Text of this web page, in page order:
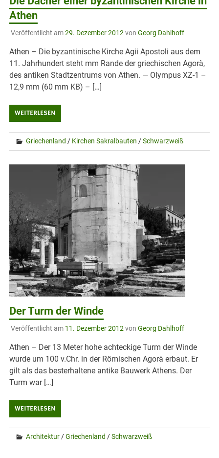
Athen
Veröffentlicht am29. Dezember 2012 von Georg Dahlhoff
Athen – Die byzantinische Kirche Agii Apostoli aus dem
11. Jahrhundert steht mm Rande der griechischen Agorà,
des antiken Stadtzentrums von Athen. — Olympus XZ-1 –
12,9 mm (60 mm KB) – […]
WEITERLESEN
Griechenland / Kirchen Sakralbauten /Schwarzweiß
Der Turm der Winde
Veröffentlicht am 11. Dezember 2012 von Georg Dahlhoff
Athen – Der 13 Meter hohe achteckige Turm der Winde
wurde um 100 v.Chr. in der Römischen Agorà erbaut. Er
gilt als das besterhaltene antike Bauwerk Athens. Der
Turm war […]
WEITERLESEN
Architektur /Griechenland /Schwarzweiß